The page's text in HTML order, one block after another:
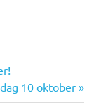
10 oktober